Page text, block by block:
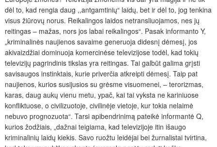
dėl to, kad rengia daug ,,antgamtinių“ laidų, bet ir dėl to, jog tenkina
visus žiūrovų norus. Reikalingos laidos netransliuojamos, nes jų
reitingas – mažas, nors jos labai reikalingos“. Pasak informanto Y,
„kriminalinės naujienos savaime generuoja didesnį dėmesį, jos
akivaizdžiai dominuoja komercinėse televizijose todėl, kad tokių
televizijų pagrindinis tikslas yra reitingas. Tai galbūt galima grįsti
savisaugos instinktais, kurie priverčia atkreipti dėmesį. Taip pat
naujienos, kurios susijusios su grėsme visuomenei, – terorizmas,
karas, daug aukų vienu metu, ypač, kai tai vyksta ne kariniuose
konfliktuose, o civilizuotoje, civilinėje vietoje, kur tokia nelaimė
nebuvo prognozuota“. Tarsi apibendrinimą pateikė informantė Q,
kurios žodžiais, „dažnai teigiama, kad televizijoje itin išaugo
kriminalinių laidų kiekis. Savo ruožtu leidėjai bei žurnalistai tvirtina,